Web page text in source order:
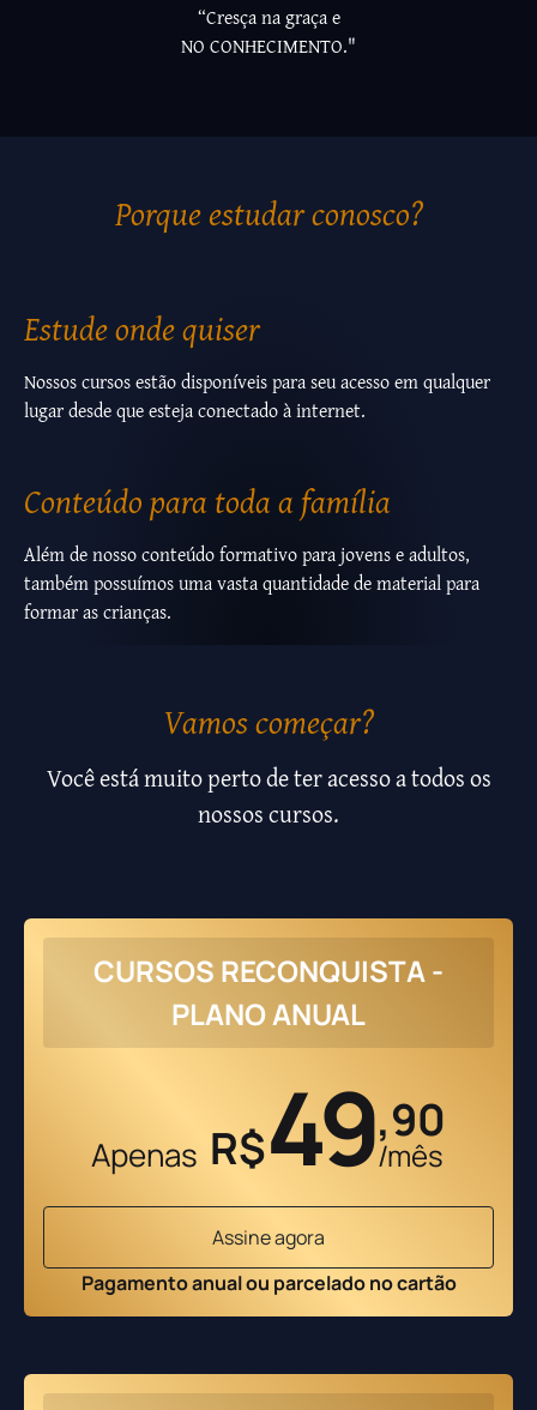
“Cresça na graça e
NO CONHECIMENTO."
Porque estudar conosco?
Estude onde quiser
Nossos cursos estão disponíveis para seu acesso em qualquer
lugar desde que esteja conectado à internet.
Conteúdo para toda a família
Além de nosso conteúdo formativo para jovens e adultos,
também possuímos uma vasta quantidade de material para
formar as crianças.
Vamos começar?
Você está muito perto de ter acesso a todos os
nossos cursos.
CURSOS RECONQUISTA -
PLANO ANUAL
Apenas R$49,90
/mês
Assine agora
Pagamento anual ou parcelado no cartão